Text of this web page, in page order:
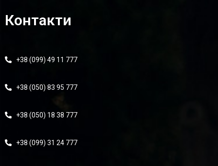
Контакти
+38 (099) 49 11 777
+38 (050) 83 95 777
+38 (050) 18 38 777
+38 (099) 31 24 777